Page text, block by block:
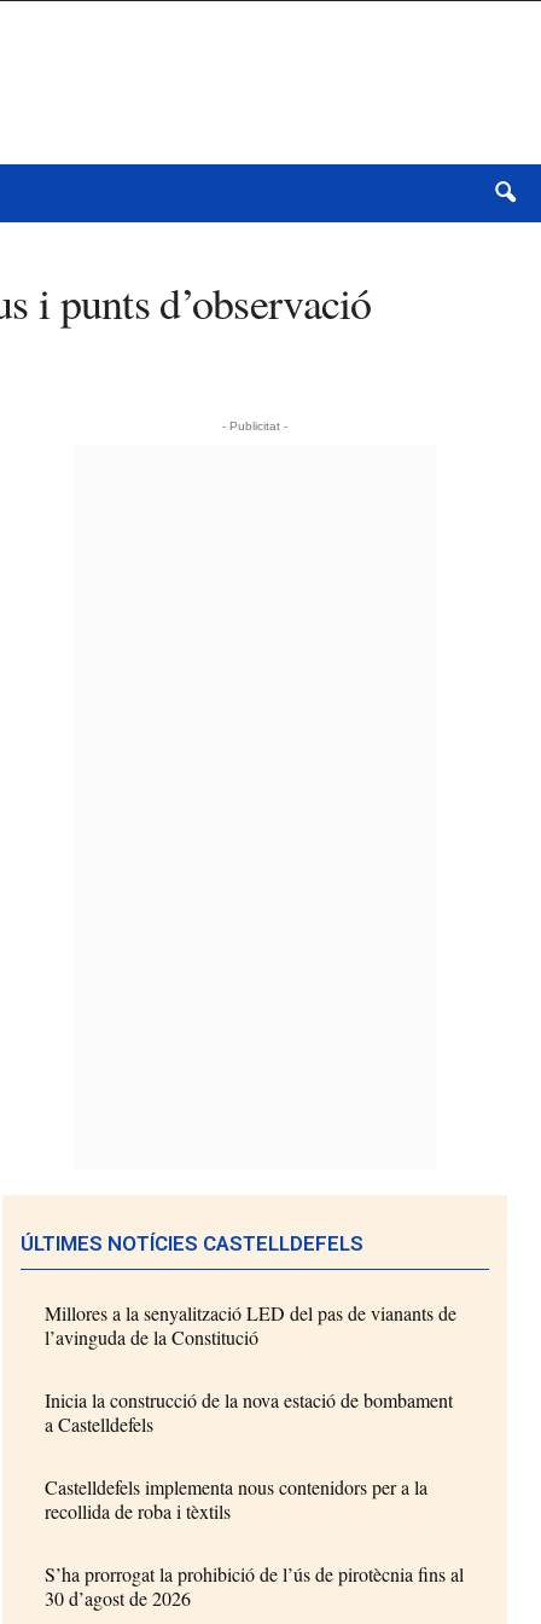
i punts d’observació
- Publicitat -
ÚLTIMES NOTÍCIES CASTELLDEFELS
Millores a la senyalització LED del pas de vianants de
l’avinguda de la Constitució
Inicia la construcció de la nova estació de bombament
a Castelldefels
Castelldefels implementa nous contenidors per a la
recollida de roba i tèxtils
S’ha prorrogat la prohibició de l’ús de pirotècnia fins al
30 d’agost de 2026